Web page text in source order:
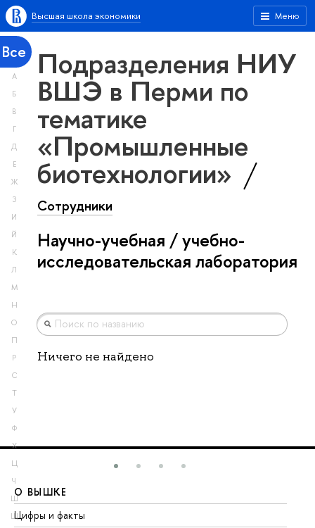
Меню
Высшая школа экономики
Все
А
Б
В
Г
Д
Е
Ж
З
И
Й
К
Л
М
Н
О
П
Р
С
Т
У
Ф
Х
Ц
Ч
Ш
Щ
Подразделения НИУ
ВШЭ в Перми по
тематике
«Промышленные
биотехнологии»
Сотрудники
Научно-учебная / учебно-
исследовательская лаборатория
Ничего не найдено
О ВЫШКЕ
Цифры и факты